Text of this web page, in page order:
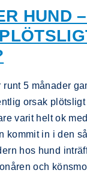
HUND
runt 5 månader
orsak
varit helt ok
kommit in i den
hos hund
och